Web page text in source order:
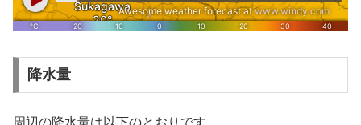
降水量
周辺の降水量は以下のとおりです。